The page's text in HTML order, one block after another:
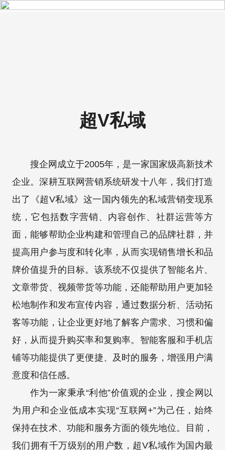
超V私域
搜企网成立于2005年，是一家国家级高新技术
企业。深耕互联网营销系统研发十八年，我们打造
出了《超V私域》这一国内领先的私域营销变现系
统，它包括数字营销、内容创作、社群运营等方
面，能够帮助企业构建和管理自己的品牌社群，并
提高用户参与度和转化率，从而实现销售增长和品
牌价值提升的目标。该系统不仅提供了智能名片、
文章带货、视频带货等功能，还能帮助用户更加轻
松地制作和发布宣传内容，通过数据分析、活动拓
客等功能，让企业更好地了解客户需求、习惯和偏
好，从而提升购买率和复购率。智能客服和手机店
铺等功能提供了更便捷、及时的服务，增强用户满
意度和信任感。
作为一家秉承“利他”价值观的企业，搜企网以
为用户和企业低成本实现“互联网+”为己任，始终
保持在技术、功能和服务方面的领先地位。目前，
我们拥有千万级别的用户数，超V私域作为国内最